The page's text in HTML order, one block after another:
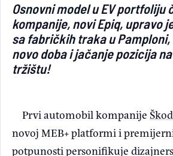
Light/Dark mode
Osnovni model u EV portfoliju
kompanije, novi Epiq, upravo
sa fabričkih traka u
novo doba i jačanje pozicija
tržištu!
Prvi automobil kompanije
novoj MEB+ platformi i
potpunosti personifikuje